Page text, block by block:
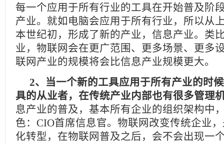
每一个应用于所有行业的工具在开始普及阶
产业。就如电脑会应用于所有行业，所以从
本世纪初，形成了新的产业，信息产业。类
业，物联网会在更广范围、更多场景、更多
联网产业的规模将会比信息产业规模更大。
2、当一个新的工具应用于所有产业的时
具的从业者，在传统产业内部也有很多管理
息产业的普及，基本所有企业的组织架构中
色：CIO首席信息官。物联网改变传统企业
化转型，在物联网普及之后，会不会出现一